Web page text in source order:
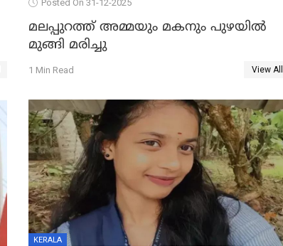
Posted On 31-12-2025
മലപ്പുറത്ത് അമ്മയും മകനും പുഴയിൽ
മുങ്ങി മരിച്ചു
1 Min Read View All
KERALA